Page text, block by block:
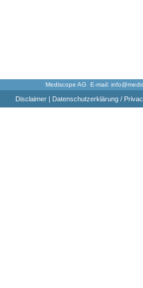
Mediscope AG E-mail:
Disclaimer| Datenschutzerklärung /